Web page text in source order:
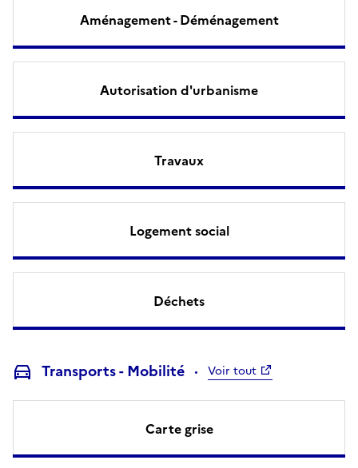
Aménagement - Déménagement
Autorisation d'urbanisme
Travaux
Logement social
Déchets
Transports - Mobilité Voir tout
Carte grise